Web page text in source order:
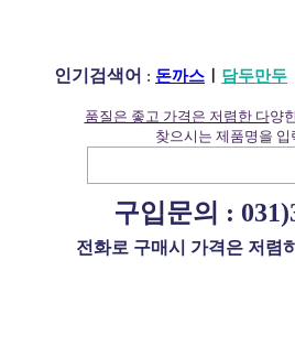
인기검색어 : 돈까스 담두만두
품질은 좋고 가격은 저렴한 다양
찾으시는 제품명을 입
구입문의 :
전화로 구매시 가격은 저렴